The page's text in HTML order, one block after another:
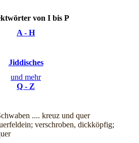
von I bis P
A - H
Jiddisches
und mehr
Q - Z
.... kreuz und quer
verschroben, dickköpfig;